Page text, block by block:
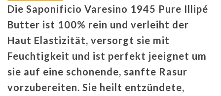
Die Saponificio Varesino 1945 Pure Illipé
Butter ist 100% rein und verleiht der
Haut Elastizität, versorgt sie mit
Feuchtigkeit und ist perfekt jeeignet um
sie auf eine schonende, sanfte Rasur
vorzubereiten. Sie heilt entzündete,